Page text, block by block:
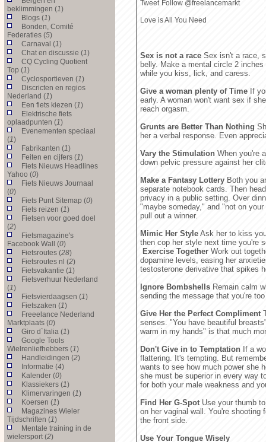
beklimmingen (1)
Blogs (1)
Bonden, Comité
Federaties (5)
Carnaval (1)
Chat en discussie (1)
CQ Cycling Quotient
Top (1)
Cyclosportieven (1)
Discricten en regios
Nederland (1)
Een fiets kiezen (1)
Elektrische fiets
oplaadpunten (1)
Evenementen speciaal
(1)
Fabrikanten (1)
Feiten en cijfers (1)
Fiets Nieuws Headlines
Yahoo (0)
Fiets Nieuws Journaal
(0)
Fiets Punt Sitemap (0)
Fiets reizen (1)
Fietsen voor goed doel
(2)
Fietsmagazine's
Facebook Wall (0)
Fietsroutes (28)
Fietsroutes nl (2)
Fietsvakantie (1)
Fietsverhuur Nederland
(1)
Fietsvierdaagsen (1)
Fietszaken (1)
Freeelance Nederland
Marktplaats (0)
Giro d`Italia (1)
Google Tools
Wielrenliefhebbers (1)
Handleidingen (2)
Informatie (4)
Kalender (0)
Klassiekers (1)
Klimervaringen (1)
Koersen (1)
Magazines Wieler
Tijdschriften (1)
Mentale training in de
wielersport (2)
Tweet Follow @freelancemarkt
Love is All You Need
Sex is not a race Sex isn't a race,
belly. Make a mental circle 2
while you kiss, lick, and caress.
Give a woman plenty of Time If
early. A woman won't want sex if
reach orgasm.
Grunts are Better Than Nothing
her a verbal response. Even
Vary the Stimulation When you're
down pelvic pressure against her
Make a Fantasy Lottery Both you
separate notebook cards. Then
privacy in a public setting. Over
"maybe someday," and "not on
pull out a winner.
Mimic Her Style Ask her to kiss
then cop her style next time you're
Exercise Together Work out
dopamine levels, easing her
testosterone derivative that spikes
Ignore Bombshells Remain calm
sending the message that you're
Give Her the Perfect Compliment
senses. "You have beautiful
warm in my hands" is that much
Don't Give in to Temptation If a
flattering. It's tempting. But
wants to see how much power she
she must be superior in every way
for both your male weakness and
Find Her G-Spot Use your thumb
on her vaginal wall. You're shooting
the front side.
Use Your Tongue Wisely